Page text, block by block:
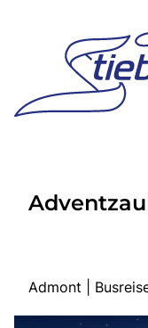
Highlights
Admont |